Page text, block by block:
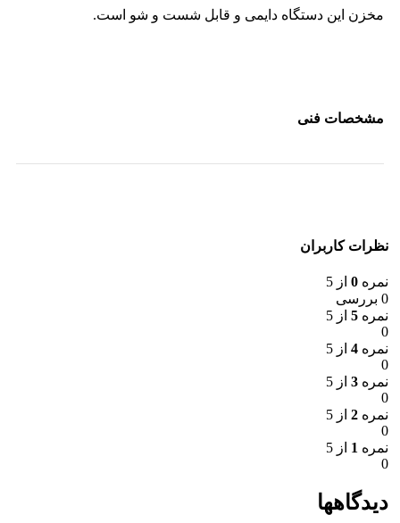
مخزن این دستگاه دایمی و قابل شست و شو است.
مشخصات فنی
نظرات کاربران
نمره 0 از 5
0 بررسی
نمره 5 از 5
0
نمره 4 از 5
0
نمره 3 از 5
0
نمره 2 از 5
0
نمره 1 از 5
0
دیدگاهها